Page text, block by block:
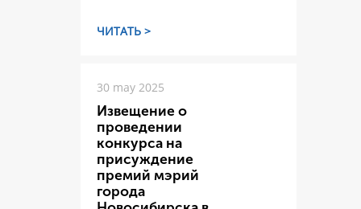
ЧИТАТЬ >
30 may 2025
Извещение о
проведении
конкурса на
присуждение
премий мэрий
города